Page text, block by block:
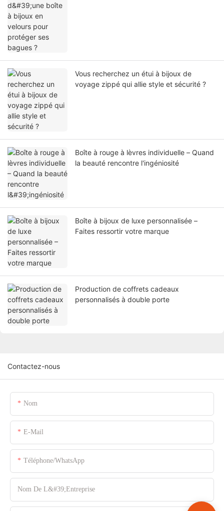
Vous recherchez un étui à bijoux de
voyage zippé qui allie style et sécurité ?
Boîte à rouge à lèvres individuelle – Quand
la beauté rencontre l'ingéniosité
Boîte à bijoux de luxe personnalisée –
Faites ressortir votre marque
Production de coffrets cadeaux
personnalisés à double porte
Contactez-nous
Nom
E-Mail
Téléphone/WhatsApp
Nom De L&#39;entreprise